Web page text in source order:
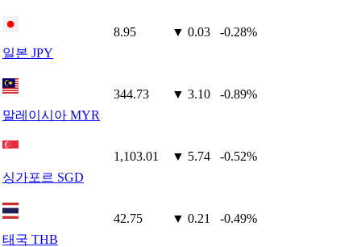
일본 JPY
8.95 ▼ 0.03 -0.28%
말레이시아 MYR
344.73 ▼ 3.10 -0.89%
싱가포르 SGD
1,103.01 ▼ 5.74 -0.52%
태국 THB
42.75 ▼ 0.21 -0.49%